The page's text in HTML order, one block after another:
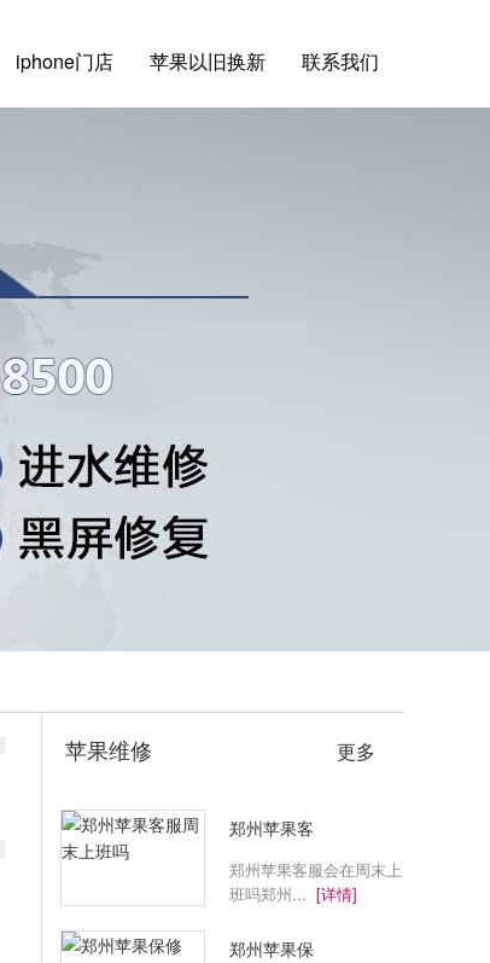
iphone门店 苹果以旧换新 联系我们
苹果维修 更多
郑州苹果客
郑州苹果客服会在周末上
班吗郑州... [详情]
郑州苹果保